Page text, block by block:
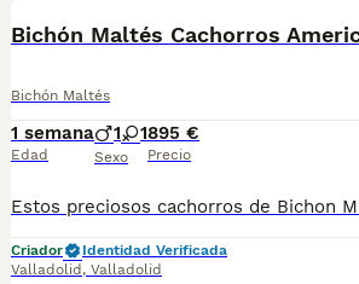
Bichón Maltés Cachorros
Bichón Maltés
1 semana
Edad
1 1
Sexo
895 €
Precio
Criador
Identidad Verificada
Valladolid , Valladolid